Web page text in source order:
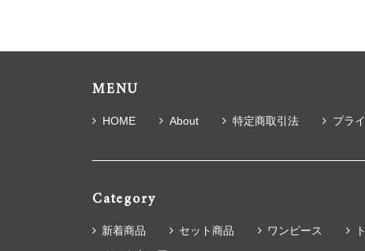
MENU
HOME About 特定商取引法 プラ
Category
新着商品 セット商品 ワンピース